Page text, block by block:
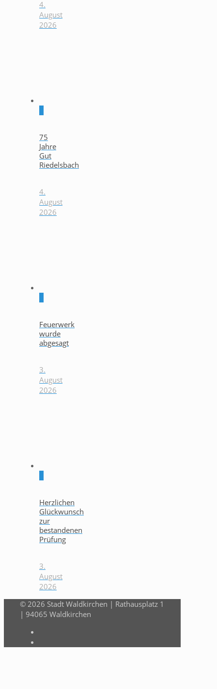
4.
August
2026
75
Jahre
Gut
Riedelsbach
4.
August
2026
Feuerwerk
wurde
abgesagt
3.
August
2026
Herzlichen
Glückwunsch
zur
bestandenen
Prüfung
3.
August
2026
© 2026 Stadt Waldkirchen | Rathausplatz 1
| 94065 Waldkirchen